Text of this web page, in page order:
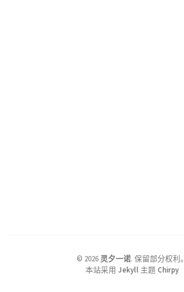
© 2026 灵夕一诺. 保留部分权利。
本站采用 Jekyll 主题 Chirpy